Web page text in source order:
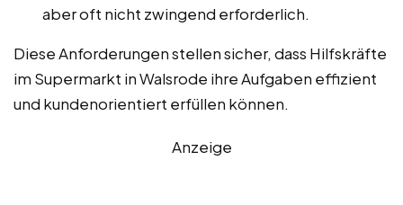
aber oft nicht zwingend erforderlich.
Diese Anforderungen stellen sicher, dass Hilfskräfte
im Supermarkt in Walsrode ihre Aufgaben effizient
und kundenorientiert erfüllen können.
Anzeige